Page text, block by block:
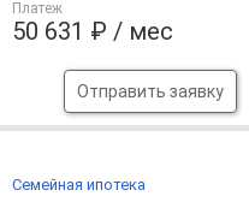
Платеж
50 631 ₽ / мес
Отправить заявку
Семейная ипотека